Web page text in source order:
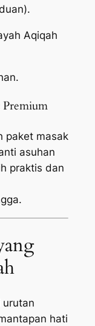
Aqiqah
Premium
paket masak
asuhan
praktis dan
urutan
hati